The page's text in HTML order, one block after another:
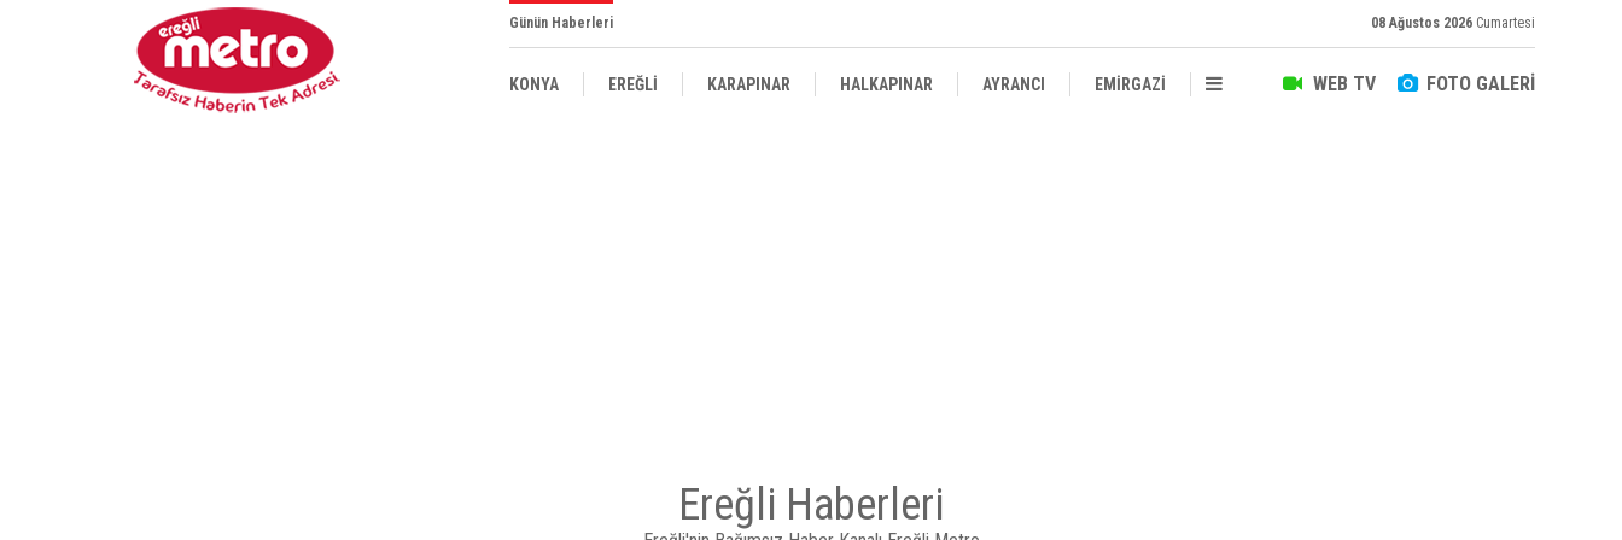
Günün Haberleri 08 Ağustos 2026 Cumartesi
WEB TV FOTO GALERİ
KONYA EREĞLİ KARAPINAR HALKAPINAR AYRANCI EMİRGAZİ
Ereğli Haberleri